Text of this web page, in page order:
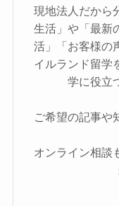
現地法人だから
生活」や「最新
活」「お客様の
イルランド留学
学に役立
ご希望の記事や
オンライン相談